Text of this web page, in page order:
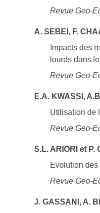
Revue Geo-
A. SEBEI, F.
Impacts des
lourds dans
Revue Geo-
E.A. KWASSI,
Utilisation de
Revue Geo-
S.L. ARIORI et P.
Evolution
Revue Geo-
J. GASSANI, A.